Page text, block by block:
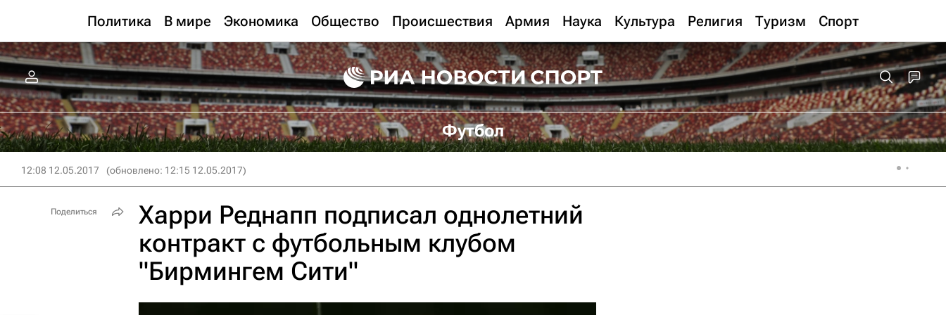
Политика В мире Экономика Общество Происшествия Армия Наука Культура Религия Туризм Спорт
Футбол
12:08 12.05.2017 (обновлено: 12:15 12.05.2017)
Харри Реднапп подписал однолетний
контракт с футбольным клубом
"Бирмингем Сити"
Поделиться